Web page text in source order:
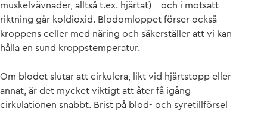
muskelvävnader, alltså t.ex. hjärtat) – och i motsatt
riktning går koldioxid. Blodomloppet förser också
kroppens celler med näring och säkerställer att vi kan
hålla en sund kroppstemperatur.
Om blodet slutar att cirkulera, likt vid hjärtstopp eller
annat, är det mycket viktigt att åter få igång
cirkulationen snabbt. Brist på blod- och syretillförsel